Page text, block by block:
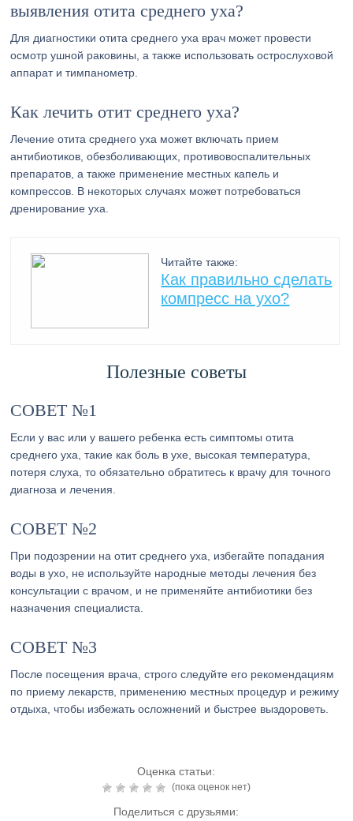
выявления отита среднего уха?
Для диагностики отита среднего уха врач может провести
осмотр ушной раковины, а также использовать острослуховой
аппарат и тимпанометр.
Как лечить отит среднего уха?
Лечение отита среднего уха может включать прием
антибиотиков, обезболивающих, противовоспалительных
препаратов, а также применение местных капель и
компрессов. В некоторых случаях может потребоваться
дренирование уха.
Читайте также:
Как правильно сделать
компресс на ухо?
Полезные советы
СОВЕТ №1
Если у вас или у вашего ребенка есть симптомы отита
среднего уха, такие как боль в ухе, высокая температура,
потеря слуха, то обязательно обратитесь к врачу для точного
диагноза и лечения.
СОВЕТ №2
При подозрении на отит среднего уха, избегайте попадания
воды в ухо, не используйте народные методы лечения без
консультации с врачом, и не применяйте антибиотики без
назначения специалиста.
СОВЕТ №3
После посещения врача, строго следуйте его рекомендациям
по приему лекарств, применению местных процедур и режиму
отдыха, чтобы избежать осложнений и быстрее выздороветь.
Оценка статьи:
(пока оценок нет)
Поделиться с друзьями: